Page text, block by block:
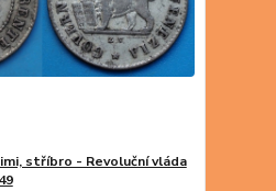
stříbro - Revoluční vláda